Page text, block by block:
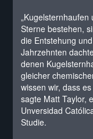
Sterne bestehen,
die Entstehung
Jahrzehnten
denen
gleicher
wissen wir, dass
sagte Matt Taylor,
Unversidad
Studie.